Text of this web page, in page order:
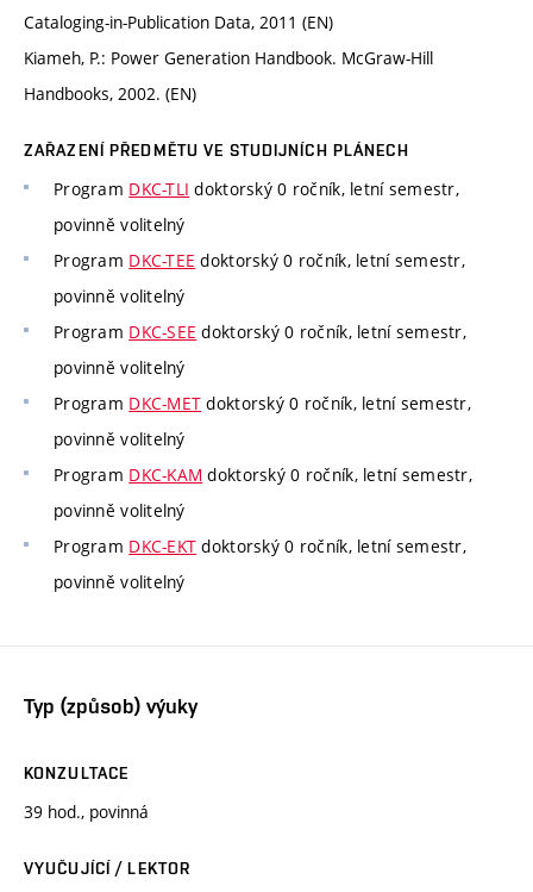
Cataloging-in-Publication Data, 2011 (EN)
Kiameh, P.: Power Generation Handbook. McGraw-Hill
Handbooks, 2002. (EN)
ZAŘAZENÍ PŘEDMĚTU VE STUDIJNÍCH PLÁNECH
Program DKC-TLI doktorský 0 ročník, letní semestr,
povinně volitelný
Program DKC-TEE doktorský 0 ročník, letní semestr,
povinně volitelný
Program DKC-SEE doktorský 0 ročník, letní semestr,
povinně volitelný
Program DKC-MET doktorský 0 ročník, letní semestr,
povinně volitelný
Program DKC-KAM doktorský 0 ročník, letní semestr,
povinně volitelný
Program DKC-EKT doktorský 0 ročník, letní semestr,
povinně volitelný
Typ (způsob) výuky
KONZULTACE
39 hod., povinná
VYUČUJÍCÍ / LEKTOR